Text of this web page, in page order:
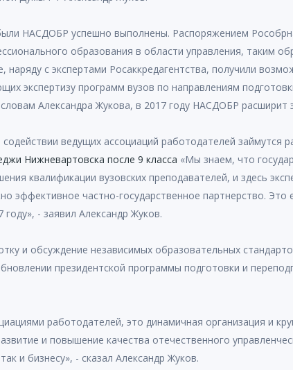
НАСДОБР успешно выполнены. Распоряжением
образования в области управления, таким
с экспертами Росаккредагентства, получили
экспертизу программ вузов по направлениям
Александра Жукова, в 2017 году НАСДОБР расширит
ведущих ассоциаций работодателей займутся
Нижневартовска после 9 класса «Мы знаем, что
квалификации вузовских преподавателей, и здесь
эффективное частно-государственное партнерство.
- заявил Александр Жуков.
и обсуждение независимых образовательных
президентской программы подготовки и
работодателей, это динамичная организация и
и повышение качества отечественного
и бизнесу», - сказал Александр Жуков.